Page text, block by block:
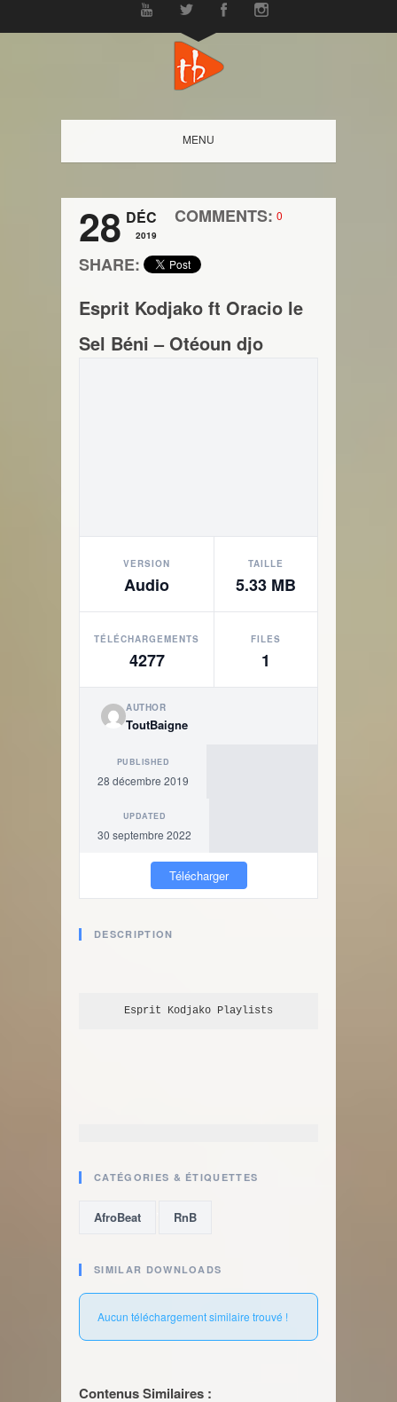
MENU
28 DÉC
2019
COMMENTS: 0
SHARE:
Esprit Kodjako ft Oracio le
Sel Béni – Otéoun djo
VERSION
Audio
TAILLE
5.33 MB
TÉLÉCHARGEMENTS
4277
FILES
1
AUTHOR
ToutBaigne
PUBLISHED
28 décembre 2019
UPDATED
30 septembre 2022
Télécharger
DESCRIPTION
Esprit Kodjako Playlists
CATÉGORIES & ÉTIQUETTES
AfroBeat RnB
SIMILAR DOWNLOADS
Aucun téléchargement similaire trouvé !
Contenus Similaires :